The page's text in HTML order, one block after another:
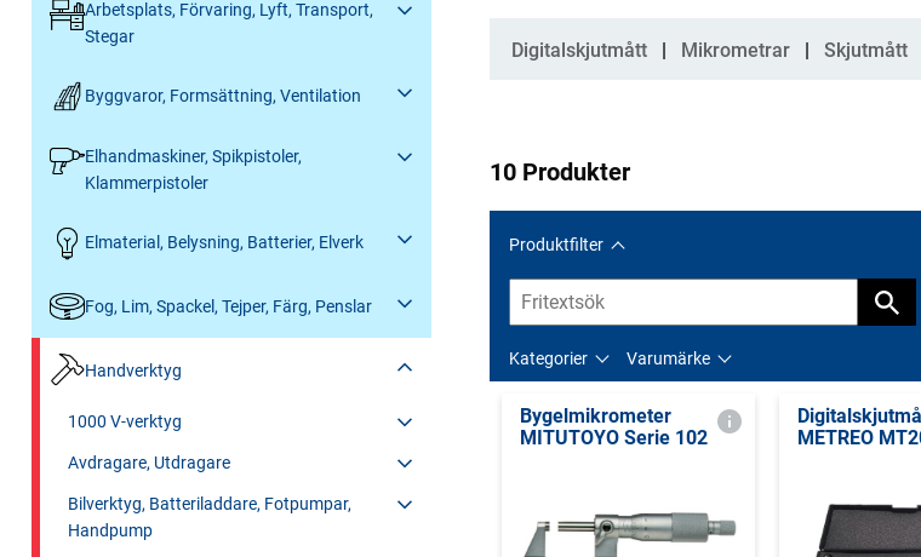
Arbetsplats, Förvaring, Lyft, Transport,
Stegar
Byggvaror, Formsättning, Ventilation
Elhandmaskiner, Spikpistoler,
Klammerpistoler
Elmaterial, Belysning, Batterier, Elverk
Fog, Lim, Spackel, Tejper, Färg, Penslar
Handverktyg
1000 V-verktyg
Avdragare, Utdragare
Bilverktyg, Batteriladdare, Fotpumpar,
Handpump
Kategorier
Digitalskjutmått Mikrometrar Skjutmått
10 Produkter
Produktfilter
Kategorier Varumärke
Bygelmikrometer
MITUTOYO Serie 102
METREO